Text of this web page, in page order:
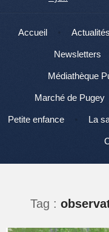
Menu
Aller au contenu
Accueil Actualités
Newsletters
Médiathèque
Marché de Pugey
Petite enfance La
Tag :